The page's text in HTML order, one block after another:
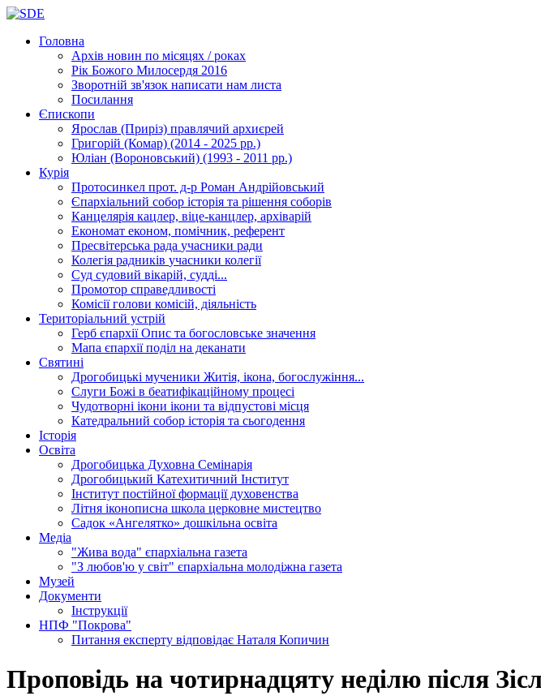
Головна
Архів новин по місяцях / роках
Рік Божого Милосердя 2016
Зворотній зв'язок написати нам листа
Посилання
Єпископи
Ярослав (Приріз) правлячий архиєрей
Григорій (Комар) (2014 - 2025 рр.)
Юліан (Вороновський) (1993 - 2011 рр.)
Курія
Протосинкел прот. д-р Роман Андрійовський
Єпархіальний собор історія та рішення соборів
Канцелярія кацлер, віце-канцлер, архіварій
Економат економ, помічник, референт
Пресвітерська рада учасники ради
Колегія радників учасники колегії
Суд судовий вікарій, судді...
Промотор справедливості
Комісіїголови комісій, діяльність
Територіальний устрій
Герб єпархіїОпис та богословське значення
Мапа єпархіїподіл на деканати
Святині
Дрогобицькі мученики Житія, ікона, богослужіння...
Слуги Божі в беатифікаційному процесі
Чудотворні ікони ікони та відпустові місця
Катедральний собор історія та сьогодення
Історія
Освіта
Дрогобицька Духовна Семінарія
Дрогобицький Катехитичний Інститут
Інститут постійної формації духовенства
Літня іконописна школа церковне мистецтво
Садок «Ангелятко» дошкільна освіта
Медіа
"Жива вода" єпархіальна газета
"З любов'ю у світ" єпархіальна молодіжна газета
Музей
Документи
Інструкції
НПФ "Покрова"
Питання експерту відповідає Наталя Копичин
Проповідь на чотирнадцяту неділю після